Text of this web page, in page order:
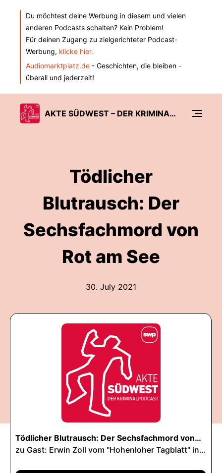
Du möchtest deine Werbung in diesem und vielen
anderen Podcasts schalten? Kein Problem!
Für deinen Zugang zu zielgerichteter Podcast-
Werbung, klicke hier.
Audiomarktplatz.de - Geschichten, die bleiben -
überall und jederzeit!
AKTE SÜDWEST – DER KRIMINALPODCAST DER SÜDWEST PRESSE
Tödlicher
Blutrausch: Der
Sechsfachmord von
Rot am See
30. July 2021